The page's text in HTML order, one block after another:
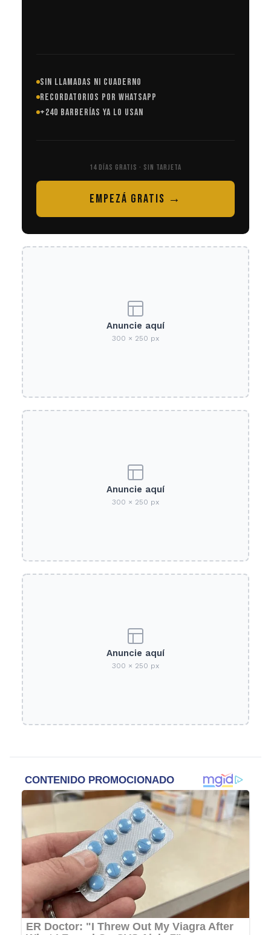
SIN LLAMADAS NI CUADERNO
RECORDATORIOS POR WHATSAPP
+240 BARBERÍAS YA LO USAN
14 DÍAS GRATIS · SIN TARJETA
EMPEZÁ GRATIS →
Anuncie aquí
300 × 250 px
Anuncie aquí
300 × 250 px
Anuncie aquí
300 × 250 px